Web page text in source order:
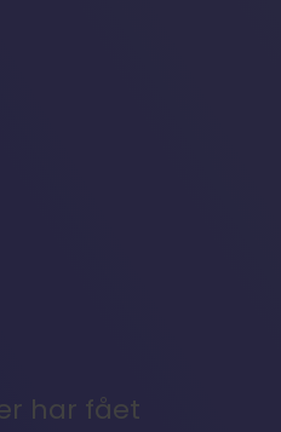
har fået